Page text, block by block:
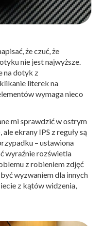
że czuć, że
nie jest najwyższe.
na dotyk z
literek na
wymaga nieco
mi sprawdzić w ostrym
ekrany IPS z reguły są
– ustawiona
wyraźnie rozświetla
z robieniem zdjęć
wyzwaniem dla innych
z kątów widzenia,